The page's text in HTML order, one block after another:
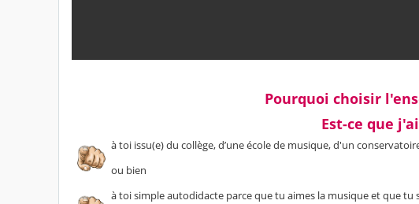
Pourquoi choisir
Est-ce que
à toi issu(e) du collège, d’une école de musique, d'un
ou bien
à toi simple autodidacte parce que tu aimes la musique et que